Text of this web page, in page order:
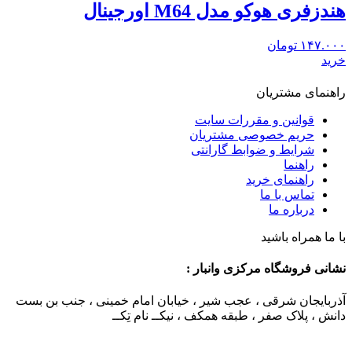
هندزفری هوکو مدل M64 اورجینال
۱۴۷.۰۰۰ تومان
خرید
راهنمای مشتریان
قوانین و مقررات سایت
حریم خصوصی مشتریان
شرایط و ضوابط گارانتی
راهنما
راهنمای خرید
تماس با ما
درباره ما
با ما همراه باشید
نشانی فروشگاه مرکزی وانبار :
آذربایجان شرقی ، عجب شیر ، خیابان امام خمینی ، جنب بن بست
دانش ، پلاک صفر ، طبقه همکف ، نیکــ نام تِکــ